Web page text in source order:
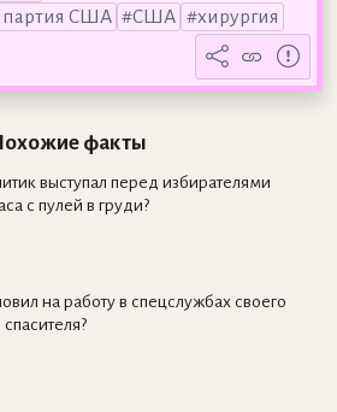
партия США
США хирургия
факты
выступал перед избирателями
с пулей в груди?
на работу в спецслужбах своего